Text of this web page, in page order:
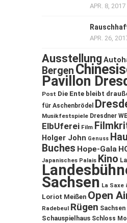
APR. 8, 2017
APR. 26,
Ausstellung
Bergen
Pavillon
Post Die Ente bleibt
für Aschenbrödel
Musikfestspiele Dresdner
ElbUferei Film
Holger John Genuss
Buches Hope-Gala
Japanisches Palais Kino
Sachsen La Saxe
Loriot Meißen Open
Radebeul Rügen Sachsen
Schauspielhaus Schloss